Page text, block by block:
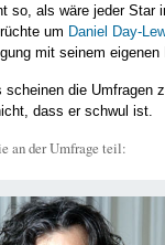
so, als wäre jeder Star
um Daniel Day-
mit seinem
scheinen die Umfragen
dass er schwul ist.
an der Umfrage teil: